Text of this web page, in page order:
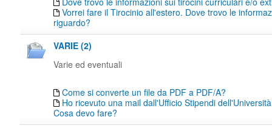
Vorrei fare il Tirocinio all'estero. Dove trovo le
riguardo?
VARIE (2)
Varie ed eventuali
Come si converte un file da PDF a PDF/A?
Ho ricevuto una mail dall'Ufficio Stipendi
Cosa devo fare?